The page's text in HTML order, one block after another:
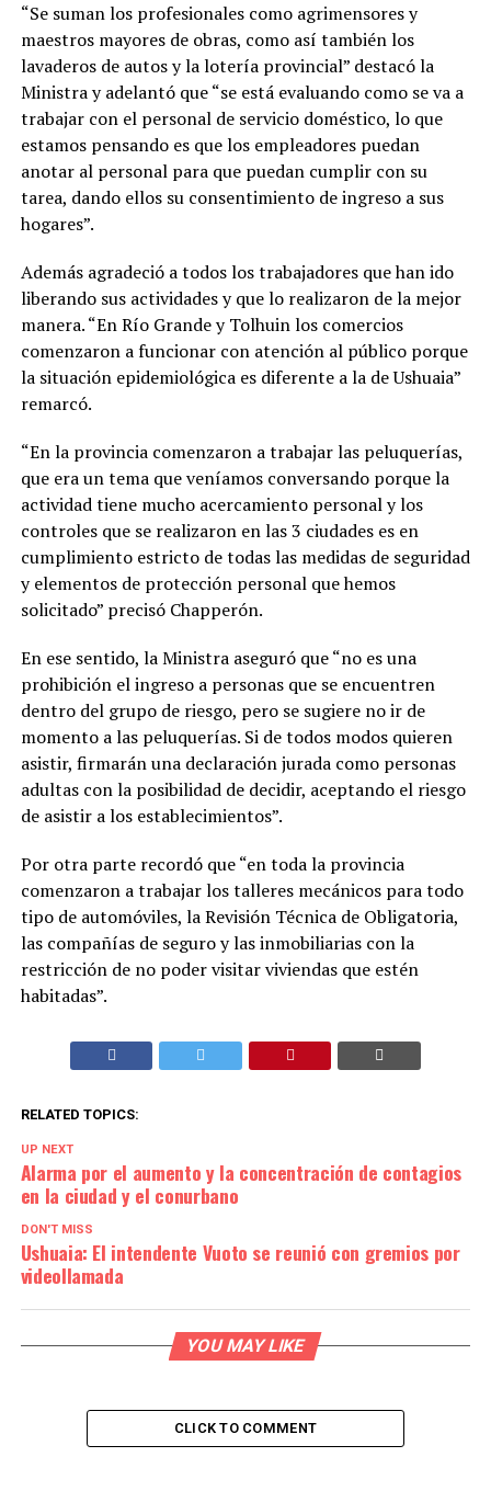
“Se suman los profesionales como agrimensores y
maestros mayores de obras, como así también los
lavaderos de autos y la lotería provincial” destacó la
Ministra y adelantó que “se está evaluando como se va a
trabajar con el personal de servicio doméstico, lo que
estamos pensando es que los empleadores puedan
anotar al personal para que puedan cumplir con su
tarea, dando ellos su consentimiento de ingreso a sus
hogares”.
Además agradeció a todos los trabajadores que han ido
liberando sus actividades y que lo realizaron de la mejor
manera. “En Río Grande y Tolhuin los comercios
comenzaron a funcionar con atención al público porque
la situación epidemiológica es diferente a la de Ushuaia”
remarcó.
“En la provincia comenzaron a trabajar las peluquerías,
que era un tema que veníamos conversando porque la
actividad tiene mucho acercamiento personal y los
controles que se realizaron en las 3 ciudades es en
cumplimiento estricto de todas las medidas de seguridad
y elementos de protección personal que hemos
solicitado” precisó Chapperón.
En ese sentido, la Ministra aseguró que “no es una
prohibición el ingreso a personas que se encuentren
dentro del grupo de riesgo, pero se sugiere no ir de
momento a las peluquerías. Si de todos modos quieren
asistir, firmarán una declaración jurada como personas
adultas con la posibilidad de decidir, aceptando el riesgo
de asistir a los establecimientos”.
Por otra parte recordó que “en toda la provincia
comenzaron a trabajar los talleres mecánicos para todo
tipo de automóviles, la Revisión Técnica de Obligatoria,
las compañías de seguro y las inmobiliarias con la
restricción de no poder visitar viviendas que estén
habitadas”.
RELATED TOPICS:
UP NEXT
Alarma por el aumento y la concentración de contagios
en la ciudad y el conurbano
DON'T MISS
Ushuaia: El intendente Vuoto se reunió con gremios por
videollamada
YOU MAY LIKE
CLICK TO COMMENT